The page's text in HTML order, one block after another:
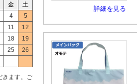
金
土
4
5
11
12
18
19
25
26
きます。ご
詳細を見る